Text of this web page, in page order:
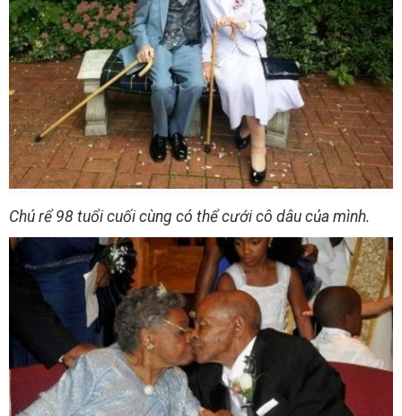
Chú rể 98 tuổi cuối cùng có thể cưới cô dâu của mình.